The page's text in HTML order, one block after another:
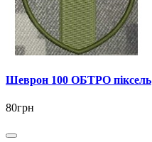
Шеврон 100 ОБТРО піксель
80грн